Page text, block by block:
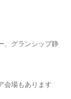
、グランシップ静
会場もあります